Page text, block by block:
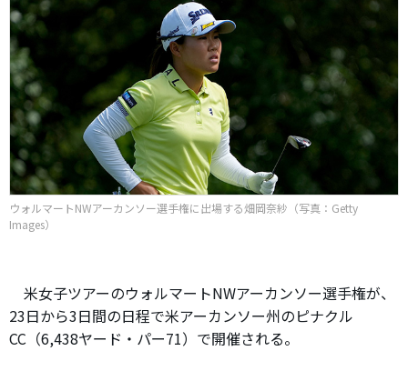
ウォルマートNWアーカンソー選手権に出場する畑岡奈紗（写真：Getty
Images）
米女子ツアーのウォルマートNWアーカンソー選手権が、
23日から3日間の日程で米アーカンソー州のピナクル
CC（6,438ヤード・パー71）で開催される。